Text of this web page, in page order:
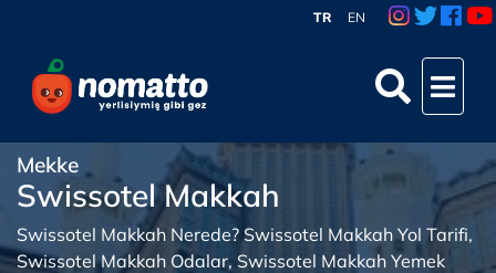
TR EN
Mekke
Swissotel Makkah
Swissotel Makkah Nerede? Swissotel Makkah Yol Tarifi,
Swissotel Makkah Odalar, Swissotel Makkah Yemek